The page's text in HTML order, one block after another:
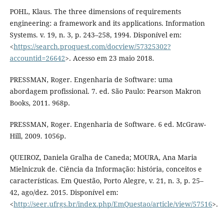
POHL, Klaus. The three dimensions of requirements
engineering: a framework and its applications. Information
Systems. v. 19, n. 3, p. 243–258, 1994. Disponível em:
<https://search.proquest.com/docview/57325302?
accountid=26642>. Acesso em 23 maio 2018.
PRESSMAN, Roger. Engenharia de Software: uma
abordagem profissional. 7. ed. São Paulo: Pearson Makron
Books, 2011. 968p.
PRESSMAN, Roger. Engenharia de Software. 6 ed. McGraw-
Hill, 2009. 1056p.
QUEIROZ, Daniela Gralha de Caneda; MOURA, Ana Maria
Mielniczuk de. Ciência da Informação: história, conceitos e
características. Em Questão, Porto Alegre, v. 21, n. 3, p. 25–
42, ago/dez. 2015. Disponível em:
<http://seer.ufrgs.br/index.php/EmQuestao/article/view/57516>.